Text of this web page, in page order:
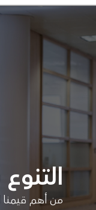
من أهم قيمنا